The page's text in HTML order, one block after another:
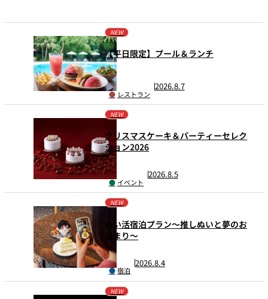
ルームサービ
ス
パーティースペース
個室のご案内
レストランギ
フト券
レストラン夏
ーティープラ
ン
レストラン個
室お祝いプラ
ュフェア 自宅で味わう
誕生日や記念
日のお祝いに
～アニバーサ
リー～
レストランご
法要プラン
ロポーズディ
ナープラン
NEW
レストラン
【平日限定】プール＆ランチ
2026.8.7
NEW
イベント
クリスマスケーキ＆パーティーセレク
ション2026
2026.8.5
NEW
宿泊
ぬい活宿泊プラン～推しぬいと夢のお
泊まり～
2026.8.4
NEW